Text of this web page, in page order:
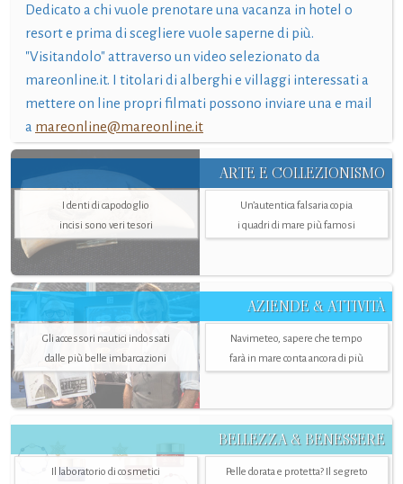
Dedicato a chi vuole prenotare una vacanza in hotel o
resort e prima di scegliere vuole saperne di più.
"Visitandolo" attraverso un video selezionato da
mareonline.it. I titolari di alberghi e villaggi interessati a
mettere on line propri filmati possono inviare una e mail
a mareonline@mareonline.it
ARTE E COLLEZIONISMO
I denti di capodoglio
incisi sono veri tesori
Un’autentica falsaria copia
i quadri di mare più famosi
AZIENDE & ATTIVITÀ
Gli accessori nautici indossati
dalle più belle imbarcazioni
Navimeteo, sapere che tempo
farà in mare conta ancora di più
BELLEZZA & BENESSERE
Il laboratorio di cosmetici
Pelle dorata e protetta? Il segreto